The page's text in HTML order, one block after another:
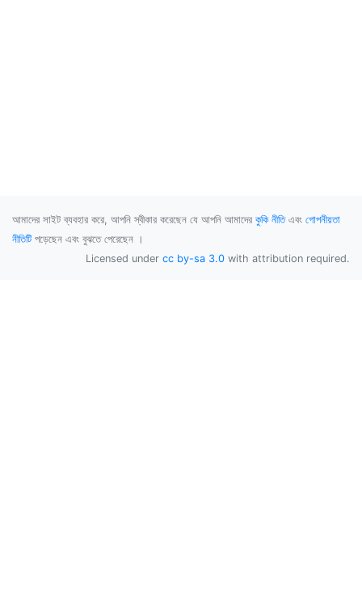
আমাদের সাইট ব্যবহার করে, আপনি স্বীকার করেছেন যে আপনি আমাদের কুকি নীতিএবং গোপনীয়তা
নীতিটি পড়েছেন এবং বুঝতে পেরেছেন ।
Licensed under cc by-sa 3.0 with attribution required.